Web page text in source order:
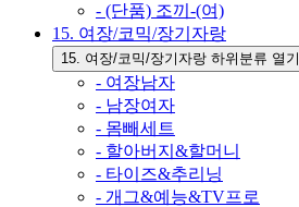
- (단품) 조끼-(여)
15. 여장/코믹/장기자랑
15. 여장/코믹/장기자랑 하위분류 열기
- 여장남자
- 남장여자
- 몸빼세트
- 할아버지&할머니
- 타이즈&추리닝
- 개그&예능&TV프로